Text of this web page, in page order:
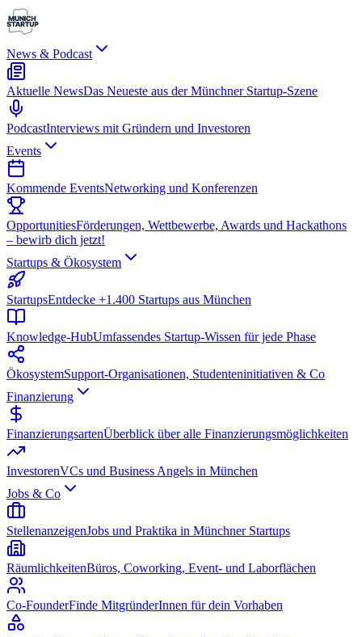
News & Podcast
Aktuelle NewsDas Neueste aus der Münchner Startup-Szene
PodcastInterviews mit Gründern und Investoren
Events
Kommende EventsNetworking und Konferenzen
OpportunitiesFörderungen, Wettbewerbe, Awards und Hackathons
– bewirb dich jetzt!
Startups & Ökosystem
StartupsEntdecke +1.400 Startups aus München
Knowledge-HubUmfassendes Startup-Wissen für jede Phase
ÖkosystemSupport-Organisationen, Studenteninitiativen & Co
Finanzierung
FinanzierungsartenÜberblick über alle Finanzierungsmöglichkeiten
InvestorenVCs und Business Angels in München
Jobs & Co
StellenanzeigenJobs und Praktika in Münchner Startups
RäumlichkeitenBüros, Coworking, Event- und Laborflächen
Co-FounderFinde MitgründerInnen für dein Vorhaben